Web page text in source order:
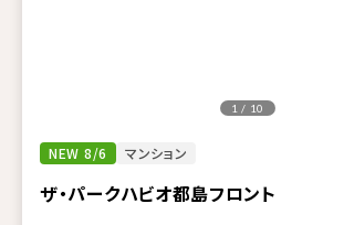
NEW 8/6 マンション
ザ・パークハビオ都島フロント
1 / 10